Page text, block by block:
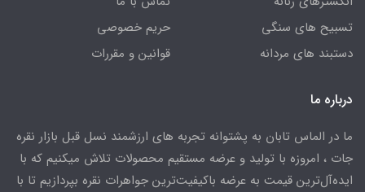
تسبیح های سنگی
دستبند های مردانه
حریم خصوصی
قوانین و مقررات
درباره ما
ما در الماس تابان به پشتوانه تجربه های ارزشمند نسل قبل بازار نقره
جات ، امروزه با تولید و عرضه مستقیم محصولات تلاش میکنیم که با
ایده‌آل‌ترین قیمت به عرضه باکیفیت‌ترین جواهرات نقره بپردازیم تا با